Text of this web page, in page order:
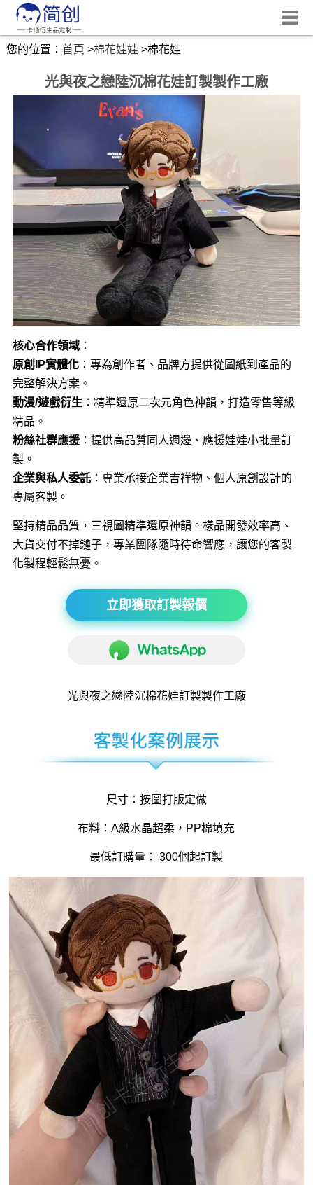
您的位置： 首頁 >棉花娃娃 >棉花娃
光與夜之戀陸沉棉花娃訂製製作工廠
核心合作領域：
原創IP實體化：專為創作者、品牌方提供從圖紙到產品的
完整解決方案。
動漫/遊戲衍生 ：精準還原二次元角色神韻，打造零售等級
精品。
粉絲社群應援：提供高品質同人週邊、應援娃娃小批量訂
製。
企業與私人委託：專業承接企業吉祥物、個人原創設計的
專屬客製。
堅持精品品質，三視圖精準還原神韻。樣品開發效率高、
大貨交付不掉鏈子，專業團隊隨時待命響應，讓您的客製
化製程輕鬆無憂。
立即獲取訂製報價
光與夜之戀陸沉棉花娃訂製製作工廠
尺寸：按圖打版定做
布料：A級水晶超柔，PP棉填充
最低訂購量： 300個起訂製